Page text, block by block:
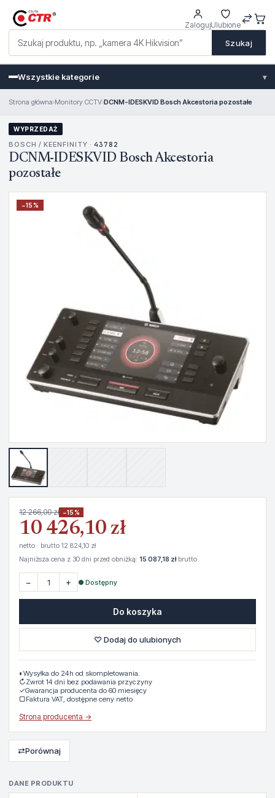
Szukaj
ZalogujUlubione
Wszystkie kategorie ▾
Strona główna›Monitory CCTV›DCNM-IDESKVID Bosch Akcestoria pozostałe
WYPRZEDAŻ
BOSCH / KEENFINITY · 43782
DCNM-IDESKVID Bosch Akcestoria
pozostałe
−15%
DANE PRODUKTU
12 266,00 zł −15%
10 426,10 zł
netto · brutto 12 824,10 zł
Najniższa cena z 30 dni przed obniżką: 15 087,18 złbrutto
− + ● Dostępny
Do koszyka
♡ Dodaj do ulubionych
◐ Wysyłka do 24h od skompletowania.
↻Zwrot 14 dni bez podawania przyczyny
✓Gwarancja producenta do 60 miesięcy
▢Faktura VAT, dostępne ceny netto
Strona producenta →
⇄Porównaj